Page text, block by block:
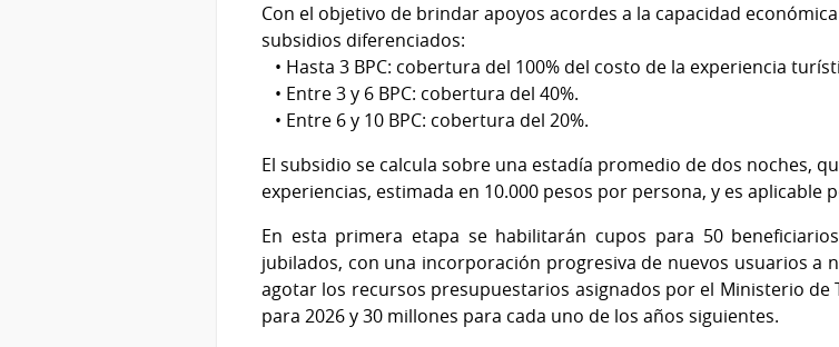
Con el objetivo de brindar apoyos acordes a la capacidad
subsidios diferenciados:
• Hasta 3 BPC: cobertura del 100% del costo de la experiencia
• Entre 3 y 6 BPC: cobertura del 40%.
• Entre 6 y 10 BPC: cobertura del 20%.
El subsidio se calcula sobre una estadía promedio de dos noches,
experiencias, estimada en 10.000 pesos por persona, y es aplicable
En esta primera etapa se habilitarán cupos para 50
jubilados, con una incorporación progresiva de nuevos usuarios a
agotar los recursos presupuestarios asignados por el Ministerio de
para 2026 y 30 millones para cada uno de los años siguientes.